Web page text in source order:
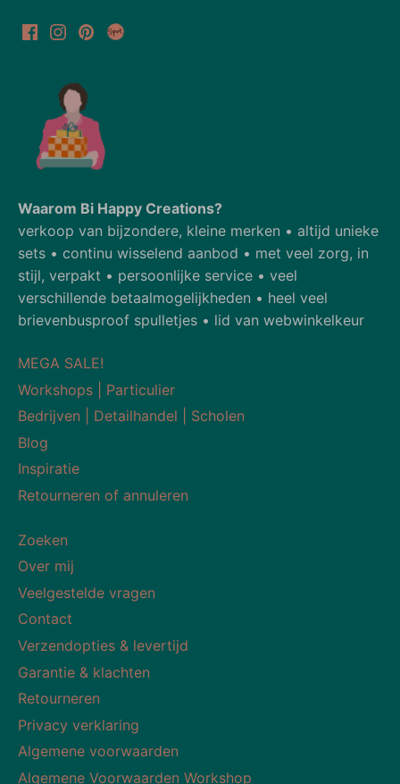
Waarom Bi Happy Creations?
verkoop van bijzondere, kleine merken • altijd unieke
sets • continu wisselend aanbod • met veel zorg, in
stijl, verpakt • persoonlijke service • veel
verschillende betaalmogelijkheden • heel veel
brievenbusproof spulletjes • lid van webwinkelkeur
MEGA SALE!
Workshops | Particulier
Bedrijven | Detailhandel | Scholen
Blog
Inspiratie
Retourneren of annuleren
Zoeken
Over mij
Veelgestelde vragen
Contact
Verzendopties & levertijd
Garantie & klachten
Retourneren
Privacy verklaring
Algemene voorwaarden
Algemene Voorwaarden Workshop